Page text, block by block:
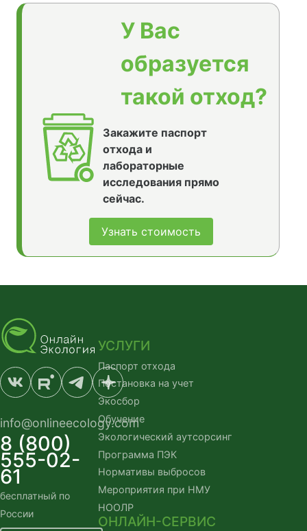
У Вас
образуется
такой отход?
Закажите паспорт
отхода и
лабораторные
исследования прямо
сейчас.
Узнать стоимость
info@onlineecology.com
8 (800)
555-02-
61
бесплатный по
России
УСЛУГИ
Паспорт отхода
Постановка на учет
Экосбор
Обучение
Экологический аутсорсинг
Программа ПЭК
Нормативы выбросов
Мероприятия при НМУ
НООЛР
ОНЛАЙН-СЕРВИС